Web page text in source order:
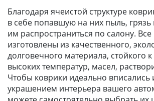
Благодаря ячеистой структуре
в себе попавшую на них пыль, грязь
им распространиться по салону. Все
изготовлены из качественного,
долговечного материала, стойкого
высоких температур, масел,
Чтобы коврики идеально вписались
украшением интерьера вашего